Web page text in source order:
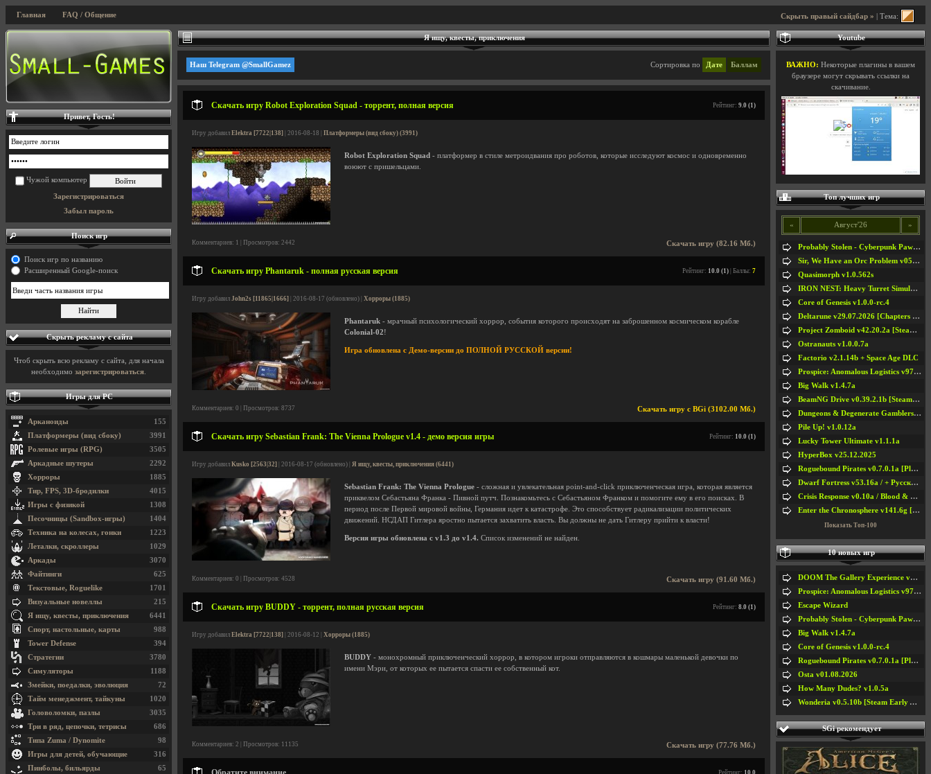
Скрыть правый сайдбар » | Тема:
Главная FAQ / Общение
Я ищу, квесты, приключения
Сортировка по Дате Баллам
Наш Telegram @SmallGamez
Скачать игру Robot Exploration Squad - торрент, полная версия Рейтинг: 9.0 (1)
Игру добавил Elektra [7722|138] | 2016-08-18 | Платформеры (вид сбоку) (3991)
Robot Exploration Squad - платформер в стиле метроидвания про роботов, которые исследуют космос и одновременно
воюют с пришельцами.
Скачать игру (82.16 Мб.)
Комментариев: 1 | Просмотров: 2442
Скачать игру Phantaruk - полная русская версия Рейтинг: 10.0 (1) | Баллы: 7
Игру добавил John2s [11865|1666] | 2016-08-17 (обновлено) | Хорроры (1885)
Phantaruk - мрачный психологический хоррор, события которого происходят на заброшенном космическом корабле
Colonial-02!
Игра обновлена с Демо-версии до ПОЛНОЙ РУССКОЙ версии!
Скачать игру с BGi (3102.00 Мб.)
Комментариев: 0 | Просмотров: 8737
Скачать игру Sebastian Frank: The Vienna Prologue v1.4 - демо версия игры Рейтинг: 10.0 (1)
Игру добавил Kusko [2563|32] | 2016-08-17 (обновлено) | Я ищу, квесты, приключения (6441)
Sebastian Frank: The Vienna Prologue - сложная и увлекательная point-and-click приключенческая игра, которая является
приквелом Себастьяна Франка - Пивной путч. Познакомьтесь с Себастьяном Франком и помогите ему в его поисках. В
период после Первой мировой войны, Германия идет к катастрофе. Это способствует радикализации политических
движений. НСДАП Гитлера яростно пытается захватить власть. Вы должны не дать Гитлеру прийти к власти!
Версия игры обновлена с v1.3 до v1.4. Список изменений не найден.
Скачать игру (91.60 Мб.)
Комментариев: 0 | Просмотров: 4528
Скачать игру BUDDY - торрент, полная русская версия Рейтинг: 8.0 (1)
Игру добавил Elektra [7722|138] | 2016-08-12 | Хорроры (1885)
BUDDY - монохромный приключенческий хоррор, в котором игроки отправляются в кошмары маленькой девочки по
имени Мэри, от которых ее пытается спасти ее собственный кот.
Скачать игру (77.76 Мб.)
Комментариев: 2 | Просмотров: 11135
Рейтинг: 10.0
Привет, Гость!
Чужой компьютер
Зарегистрироваться
Забыл пароль
Поиск игр
Поиск игр по названию
Расширенный Google-поиск
Скрыть рекламу с сайта
Чтоб скрыть всю рекламу с сайта, для начала
необходимо зарегистрироваться
Игры для PC
155
Арканоиды
3991
Платформеры (вид сбоку)
3505
Ролевые игры (RPG)
2292
Аркадные шутеры
1885
Хорроры
4015
Тир, FPS, 3D-бродилки
1308
Игры с физикой
1404
Песочницы (Sandbox-игры)
1223
Техника на колесах, гонки
1029
Леталки, скроллеры
3070
Аркады
625
Файтинги
1701
Текстовые, Roguelike
215
Визуальные новеллы
6441
Я ищу, квесты, приключения
988
Спорт, настольные, карты
394
Tower Defense
3780
Стратегии
1188
Симуляторы
72
Змейки, поедалки, эволюция
1020
Тайм менеджмент, тайкуны
3035
Головоломки, пазлы
686
Три в ряд, цепочки, тетрисы
98
Типа Zuma / Dynomite
316
Игры для детей, обучающие
65
Пинболы, бильярды
Youtube
ВАЖНО: Некоторые плагины в вашем
браузере могут скрывать ссылки на
скачивание.
Топ лучших игр
« Август'26 »
Probably Stolen - Cyberpunk Pawnshop Simulator v048c [Playtest]
Sir, We Have an Orc Problem v05.08.2026
Quasimorph v1.0.562s
IRON NEST: Heavy Turret Simulator v1.0a
Core of Genesis v1.0.0-rc.4
Deltarune v29.07.2026 [Chapters 1-5] / + RUS [Chapters 1-5]
Project Zomboid v42.20.2a [Steam Early Access]
Ostranauts v1.0.0.7a
Factorio v2.1.14b + Space Age DLC
Prospice: Anomalous Logistics v97 [Playtest]
Big Walk v1.4.7a
BeamNG Drive v0.39.2.1b [Steam Early Access]
Dungeons & Degenerate Gamblers v2.0.2a
Pile Up! v1.0.12a
Lucky Tower Ultimate v1.1.1a
HyperBox v25.12.2025
Roguebound Pirates v0.7.0.1a [Playtest]
Dwarf Fortress v53.16a / + Русская Версия v50.12a
Crisis Response v0.10a / Blood & Bullet
Enter the Chronosphere v141.6g [Steam Early Access]
Показать Топ-100
10 новых игр
DOOM The Gallery Experience v1.4.2
Prospice: Anomalous Logistics v97 [Playtest]
Escape Wizard
Probably Stolen - Cyberpunk Pawnshop Simulator v048c [Playtest]
Big Walk v1.4.7a
Core of Genesis v1.0.0-rc.4
Roguebound Pirates v0.7.0.1a [Playtest]
Osta v01.08.2026
How Many Dudes? v1.0.5a
Wonderia v0.5.10b [Steam Early Access]
SGi рекомендует